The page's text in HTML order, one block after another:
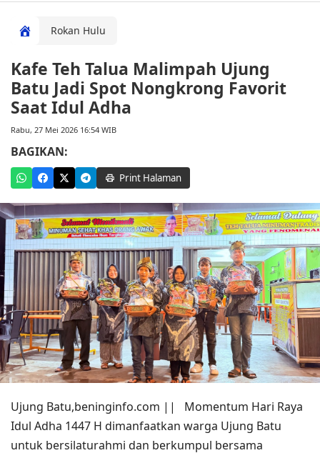
Rokan Hulu
Kafe Teh Talua Malimpah Ujung
Batu Jadi Spot Nongkrong Favorit
Saat Idul Adha
Rabu, 27 Mei 2026 16:54 WIB
BAGIKAN:
Print Halaman
Ujung Batu,beninginfo.com || Momentum Hari Raya
Idul Adha 1447 H dimanfaatkan warga Ujung Batu
untuk bersilaturahmi dan berkumpul bersama